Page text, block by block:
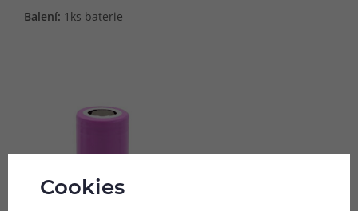
Balení: 1ks baterie
Cookies